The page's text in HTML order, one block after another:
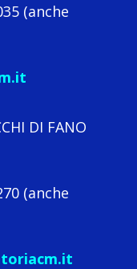
(anche
DI FANO
(anche